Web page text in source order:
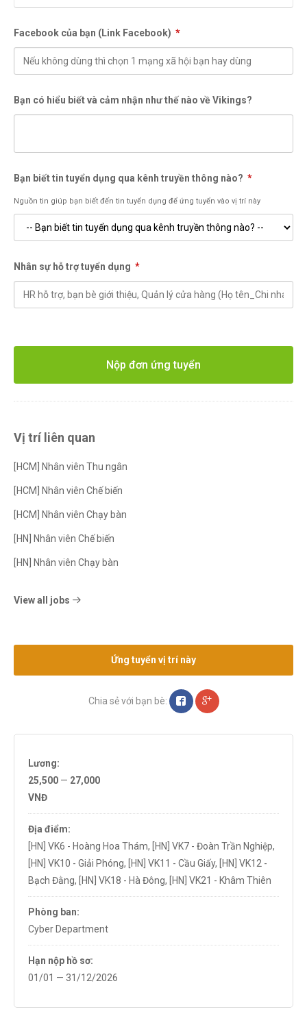
14:00 - 18:00
Facebook của bạn (Link Facebook) *
Bạn có hiểu biết và cảm nhận như thế nào về Vikings?
Bạn biết tin tuyển dụng qua kênh truyền thông nào? *
Nguồn tin giúp bạn biết đến tin tuyển dụng để ứng tuyển vào vị trí này
Nhân sự hỗ trợ tuyển dụng *
Nộp đơn ứng tuyển
Vị trí liên quan
[HCM] Nhân viên Thu ngân
[HCM] Nhân viên Chế biến
[HCM] Nhân viên Chạy bàn
[HN] Nhân viên Chế biến
[HN] Nhân viên Chạy bàn
View all jobs
Ứng tuyển vị trí này
Chia sẻ với bạn bè:
Lương:
25,500 — 27,000
VNĐ
Địa điểm:
[HN] VK6 - Hoàng Hoa Thám, [HN] VK7 - Đoàn Trần Nghiệp,
[HN] VK10 - Giải Phóng, [HN] VK11 - Cầu Giấy,
[HN] VK12 -
Bạch Đằng, [HN] VK18 - Hà Đông, [HN] VK21 - Khâm Thiên
Phòng ban:
Cyber Department
Hạn nộp hồ sơ:
01/01 — 31/12/2026